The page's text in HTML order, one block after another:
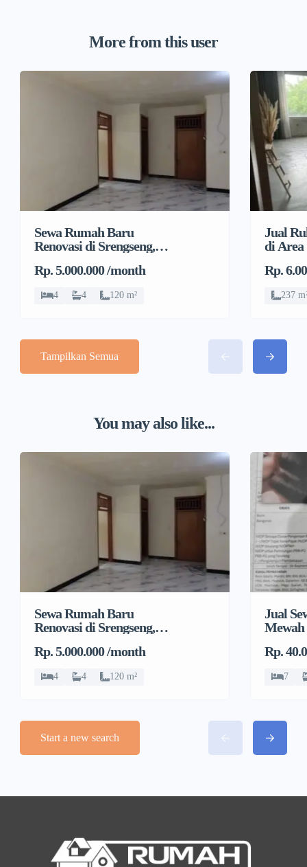
More from this user
Sewa Rumah Baru
Renovasi di Srengseng,
Barat
Rp. 5.000.000 /month
4 4 120 m²
Jual
di Area
Rp.
237
Tampilkan Semua
You may also like...
Sewa Rumah Baru
Renovasi di Srengseng,
Barat
Rp. 5.000.000 /month
4 4 120 m²
Jual
Mewah
Rp.
7
Start a new search